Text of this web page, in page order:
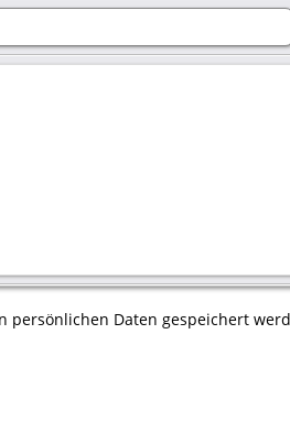
persönlichen Daten gespeichert